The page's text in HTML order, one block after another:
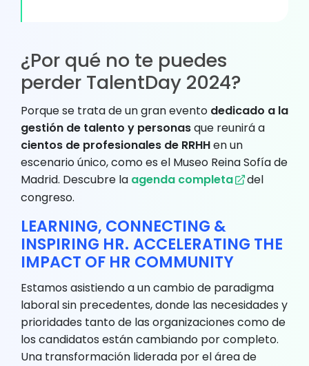
¿Por qué no te puedes
perder TalentDay 2024?
Porque se trata de un gran evento dedicado a la
gestión de talento y personasque reunirá a
cientos de profesionales de RRHHen un
escenario único, como es el Museo Reina Sofía de
Madrid. Descubre la agenda completa
del
congreso.
LEARNING, CONNECTING &
INSPIRING HR. ACCELERATING THE
IMPACT OF HR COMMUNITY
Estamos asistiendo a un cambio de paradigma
laboral sin precedentes, donde las necesidades y
prioridades tanto de las organizaciones como de
los candidatos están cambiando por completo.
Una transformación liderada por el área de